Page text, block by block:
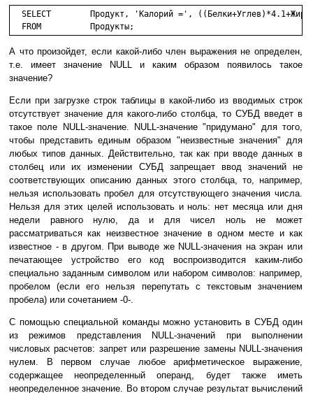
  SELECT	Продукт, 'Калорий =', ((Белки+Углев)*4.1+Жиры *9.3)
  FROM		Продукты;
А что произойдет, если какой-либо член выражения не определен,
т.е. имеет значение NULL и каким образом появилось такое
значение?
Если при загрузке строк таблицы в какой-либо из вводимых строк
отсутствует значение для какого-либо столбца, то СУБД введет в
такое поле NULL-значение. NULL-значение "придумано" для того,
чтобы представить единым образом "неизвестные значения" для
любых типов данных. Действительно, так как при вводе данных в
столбец или их изменении СУБД запрещает ввод значений не
соответствующих описанию данных этого столбца, то, например,
нельзя использовать пробел для отсутствующего значения числа.
Нельзя для этих целей использовать и ноль: нет месяца или дня
недели равного нулю, да и для чисел ноль не может
рассматриваться как неизвестное значение в одном месте и как
известное - в другом. При выводе же NULL-значения на экран или
печатающее устройство его код воспроизводится каким-либо
специально заданным символом или набором символов: например,
пробелом (если его нельзя перепутать с текстовым значением
пробела) или сочетанием -0-.
С помощью специальной команды можно установить в СУБД один
из режимов представления NULL-значений при выполнении
числовых расчетов: запрет или разрешение замены NULL-значения
нулем. В первом случае любое арифметическое выражение,
содержащее неопределенный операнд, будет также иметь
неопределенное значение. Во втором случае результат вычислений